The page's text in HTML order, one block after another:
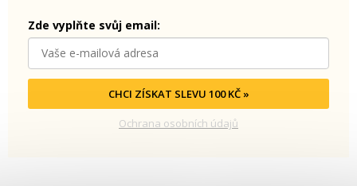
Zde vyplňte svůj email:
CHCI ZÍSKAT SLEVU 100 KČ »
Ochrana osobních údajů